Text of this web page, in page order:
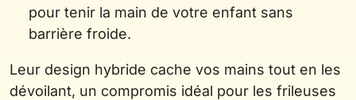
pour tenir la main de votre enfant sans
barrière froide.
Leur design hybride cache vos mains tout en les
dévoilant, un compromis idéal pour les frileuses